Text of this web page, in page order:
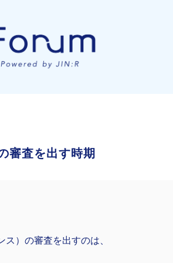
審査を出す時期
）の審査を出すのは、